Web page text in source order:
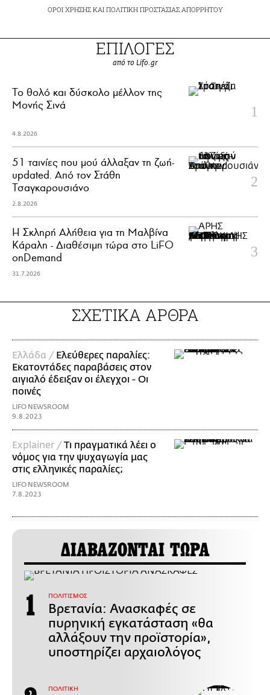
ΟΡΟΙ ΧΡΗΣΗΣΚΑΙ ΠΟΛΙΤΙΚΗ ΠΡΟΣΤΑΣΙΑΣ ΑΠΟΡΡΗΤΟΥ
ΕΠΙΛΟΓΕΣ
από το Lifo.gr
Το θολό και δύσκολο μέλλον της
Μονής Σινά
4.8.2026
51 ταινίες που μού άλλαξαν τη ζωή-
updated. Aπό τον Στάθη
Τσαγκαρουσιάνο
2.8.2026
Η Σκληρή Αλήθεια για τη Μαλβίνα
Κάραλη - Διαθέσιμη τώρα στo LiFO
onDemand
31.7.2026
ΣΧΕΤΙΚΑ ΑΡΘΡΑ
Ελλάδα / Ελεύθερες παραλίες:
Εκατοντάδες παραβάσεις στον
αιγιαλό έδειξαν οι έλεγχοι - Οι
ποινές
LIFO NEWSROOM
9.8.2023
Explainer /Τι πραγματικά λέει ο
νόμος για την ψυχαγωγία μας
στις ελληνικές παραλίες;
LIFO NEWSROOM
7.8.2023
ΔΙΑΒΑΖΟΝΤΑΙ ΤΩΡΑ
ΠΟΛΙΤΙΣΜΟΣ
Βρετανία: Ανασκαφές σε
πυρηνική εγκατάσταση «θα
αλλάξουν την προϊστορία»,
υποστηρίζει αρχαιολόγος
ΠΟΛΙΤΙΚΗ